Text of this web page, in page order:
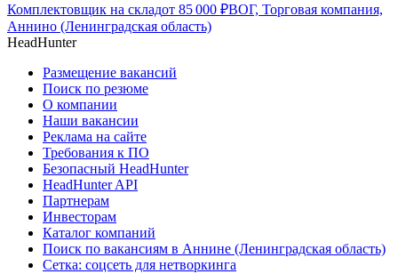
Комплектовщик на складот 85 000 ₽ВОГ, Торговая компания,
Аннино (Ленинградская область)
HeadHunter
Размещение вакансий
Поиск по резюме
О компании
Наши вакансии
Реклама на сайте
Требования к ПО
Безопасный HeadHunter
HeadHunter API
Партнерам
Инвесторам
Каталог компаний
Поиск по вакансиям в Аннине (Ленинградская область)
Сетка: соцсеть для нетворкинга